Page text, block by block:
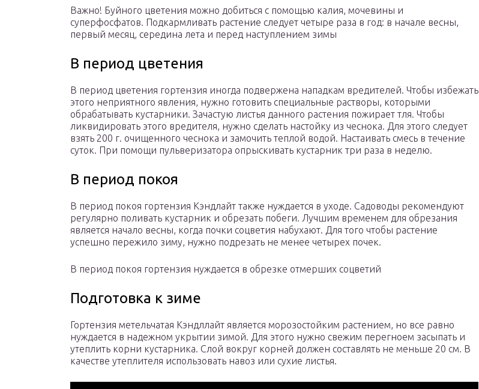
Важно! Буйного цветения можно добиться с помощью калия, мочевины и
суперфосфатов. Подкармливать растение следует четыре раза в год: в начале весны,
первый месяц, середина лета и перед наступлением зимы
В период цветения
В период цветения гортензия иногда подвержена нападкам вредителей. Чтобы избежать
этого неприятного явления, нужно готовить специальные растворы, которыми
обрабатывать кустарники. Зачастую листья данного растения пожирает тля. Чтобы
ликвидировать этого вредителя, нужно сделать настойку из чеснока. Для этого следует
взять 200 г. очищенного чеснока и замочить теплой водой. Настаивать смесь в течение
суток. При помощи пульверизатора опрыскивать кустарник три раза в неделю.
В период покоя
В период покоя гортензия Кэндлайт также нуждается в уходе. Садоводы рекомендуют
регулярно поливать кустарник и обрезать побеги. Лучшим временем для обрезания
является начало весны, когда почки соцветия набухают. Для того чтобы растение
успешно пережило зиму, нужно подрезать не менее четырех почек.
В период покоя гортензия нуждается в обрезке отмерших соцветий
Подготовка к зиме
Гортензия метельчатая Кэндллайт является морозостойким растением, но все равно
нуждается в надежном укрытии зимой. Для этого нужно свежим перегноем засыпать и
утеплить корни кустарника. Слой вокруг корней должен составлять не меньше 20 см. В
качестве утеплителя использовать навоз или сухие листья.